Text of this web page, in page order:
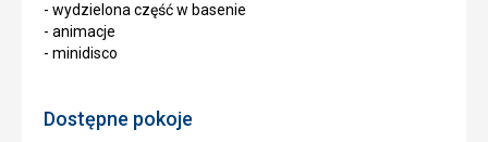
- wydzielona część w basenie
- animacje
- minidisco
Dostępne pokoje